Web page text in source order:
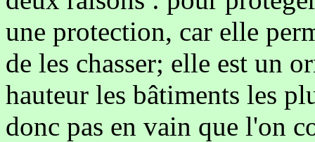
une protection, car elle
de les chasser; elle est un
hauteur les bâtiments les
donc pas en vain que l'on